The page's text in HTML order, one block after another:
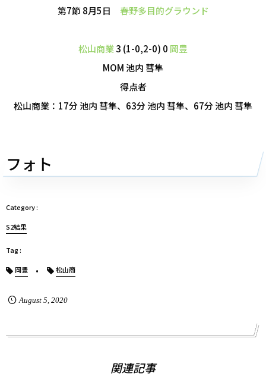
第7節 8月5日 春野多目的グラウンド
松山商業3 (1-0,2-0) 0 岡豊
MOM 池内 彗隼
得点者
松山商業：17分 池内 彗隼、63分 池内 彗隼、67分 池内 彗隼
フォト
S2結果
岡豊 松山商
August 5 2020
関連記事